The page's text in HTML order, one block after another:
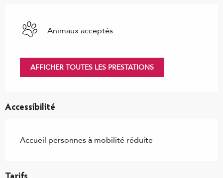
Animaux acceptés
AFFICHER TOUTES LES PRESTATIONS
Accessibilité
Accueil personnes à mobilité réduite